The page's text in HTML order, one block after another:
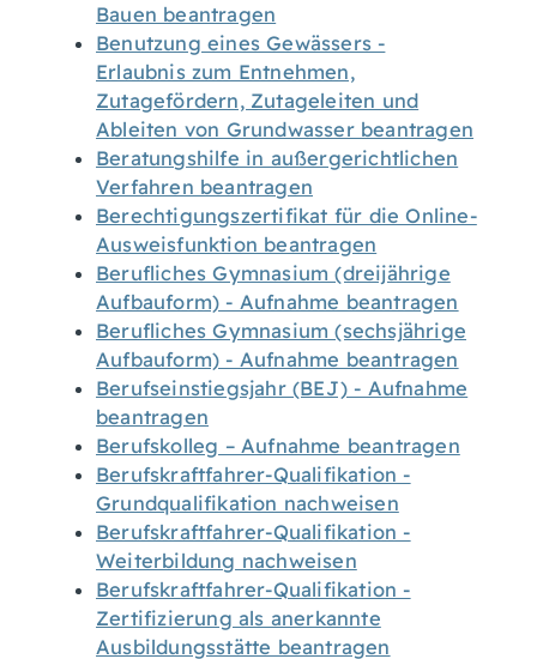
Bauen beantragen
Benutzung eines Gewässers -
Erlaubnis zum Entnehmen,
Zutagefördern, Zutageleiten und
Ableiten von Grundwasser beantragen
Beratungshilfe in außergerichtlichen
Verfahren beantragen
Berechtigungszertifikat für die Online-
Ausweisfunktion beantragen
Berufliches Gymnasium (dreijährige
Aufbauform) - Aufnahme beantragen
Berufliches Gymnasium (sechsjährige
Aufbauform) - Aufnahme beantragen
Berufseinstiegsjahr (BEJ) - Aufnahme
beantragen
Berufskolleg – Aufnahme beantragen
Berufskraftfahrer-Qualifikation -
Grundqualifikation nachweisen
Berufskraftfahrer-Qualifikation -
Weiterbildung nachweisen
Berufskraftfahrer-Qualifikation -
Zertifizierung als anerkannte
Ausbildungsstätte beantragen